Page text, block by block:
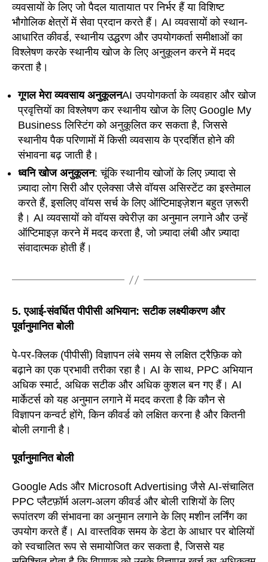
व्यवसायों के लिए जो पैदल यातायात पर निर्भर हैं या विशिष्ट
भौगोलिक क्षेत्रों में सेवा प्रदान करते हैं। AI व्यवसायों को स्थान-
आधारित कीवर्ड, स्थानीय उद्धरण और उपयोगकर्ता समीक्षाओं का
विश्लेषण करके स्थानीय खोज के लिए अनुकूलन करने में मदद
करता है।
गूगल मेरा व्यवसाय अनुकूलनAI उपयोगकर्ता के व्यवहार और खोज
प्रवृत्तियों का विश्लेषण कर स्थानीय खोज के लिए Google My
Business लिस्टिंग को अनुकूलित कर सकता है, जिससे
स्थानीय पैक परिणामों में किसी व्यवसाय के प्रदर्शित होने की
संभावना बढ़ जाती है।
ध्वनि खोज अनुकूलन: चूंकि स्थानीय खोजों के लिए ज़्यादा से
ज़्यादा लोग सिरी और एलेक्सा जैसे वॉयस असिस्टेंट का इस्तेमाल
करते हैं, इसलिए वॉयस सर्च के लिए ऑप्टिमाइज़ेशन बहुत ज़रूरी
है। AI व्यवसायों को वॉयस क्वेरीज़ का अनुमान लगाने और उन्हें
ऑप्टिमाइज़ करने में मदद करता है, जो ज़्यादा लंबी और ज़्यादा
संवादात्मक होती हैं।
5. एआई-संवर्धित पीपीसी अभियान: सटीक लक्ष्यीकरण और
पूर्वानुमानित बोली
पे-पर-क्लिक (पीपीसी) विज्ञापन लंबे समय से लक्षित ट्रैफ़िक को
बढ़ाने का एक प्रभावी तरीका रहा है। AI के साथ, PPC अभियान
अधिक स्मार्ट, अधिक सटीक और अधिक कुशल बन गए हैं। AI
मार्केटर्स को यह अनुमान लगाने में मदद करता है कि कौन से
विज्ञापन कन्वर्ट होंगे, किन कीवर्ड को लक्षित करना है और कितनी
बोली लगानी है।
पूर्वानुमानित बोली
Google Ads और Microsoft Advertising जैसे AI-संचालित
PPC प्लैटफ़ॉर्म अलग-अलग कीवर्ड और बोली राशियों के लिए
रूपांतरण की संभावना का अनुमान लगाने के लिए मशीन लर्निंग का
उपयोग करते हैं। AI वास्तविक समय के डेटा के आधार पर बोलियों
को स्वचालित रूप से समायोजित कर सकता है, जिससे यह